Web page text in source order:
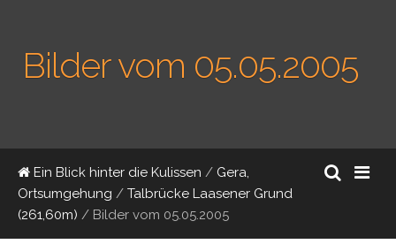
Bilder vom 05.05.2005
Ein Blick hinter die Kulissen / Gera,
Ortsumgehung / Talbrücke Laasener Grund
(261,60m) / Bilder vom 05.05.2005